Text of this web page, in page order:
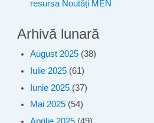
resursa Noutăți MEN
Arhivă lunară
August 2025 (38)
Iulie 2025 (61)
Iunie 2025 (37)
Mai 2025 (54)